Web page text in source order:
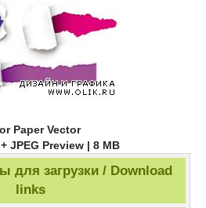
Paper Vector
JPEG Preview | 8 MB
загрузки / Download
links